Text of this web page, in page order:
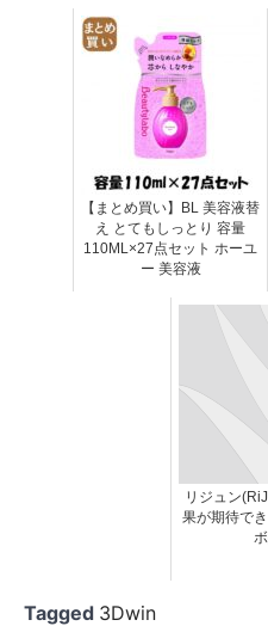
【まとめ買い】BL 美容液替
え とてもしっとり 容量
110ML×27点セット ホーユ
ー 美容液
リジュン
果が期待で
Tagged 3Dwin